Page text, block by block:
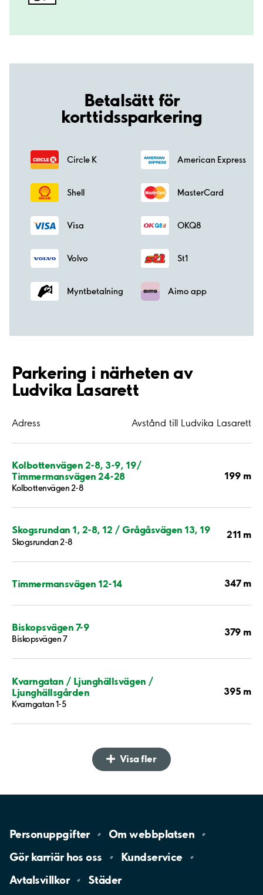
Betalsätt för
korttidssparkering
Circle K American Express
Shell MasterCard
Visa OKQ8
Volvo St1
Myntbetalning Aimo app
Parkering i närheten av
Ludvika Lasarett
Adress Avstånd till Ludvika Lasarett
Kolbottenvägen 2-8, 3-9, 19/
Timmermansvägen 24-28
Kolbottenvägen 2-8
199 m
Skogsrundan 1, 2-8, 12 / Grågåsvägen 13, 19
Skogsrundan 2-8
211 m
Timmermansvägen 12-14 347 m
Biskopsvägen 7-9
Biskopsvägen 7
379 m
Kvarngatan / Ljunghällsvägen /
Ljunghällsgården
Kvarngatan 1-5
395 m
Visa fler
Personuppgifter Omwebbplatsen
Gör karriär hososs
Kundservice
Avtalsvillkor
Städer